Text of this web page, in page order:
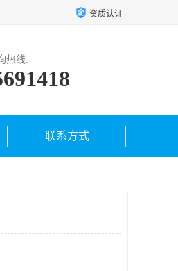
资质认证
热线:
联系方式